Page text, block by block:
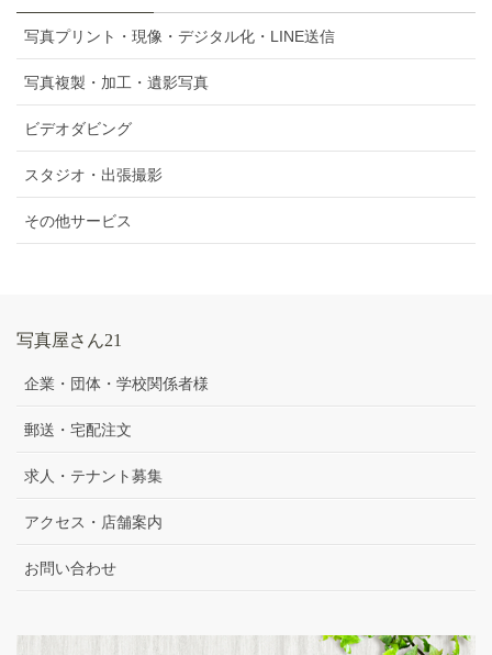
写真プリント・現像・デジタル化・LINE送信
写真複製・加工・遺影写真
ビデオダビング
スタジオ・出張撮影
その他サービス
写真屋さん21
企業・団体・学校関係者様
郵送・宅配注文
求人・テナント募集
アクセス・店舗案内
お問い合わせ